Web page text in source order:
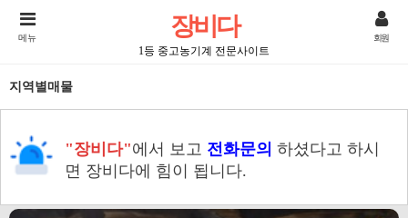
장비다
1등 중고농기계 전문사이트
메뉴 회원
지역별매물
"장비다"에서 보고 전화문의 하셨다고 하시
면 장비다에 힘이 됩니다.